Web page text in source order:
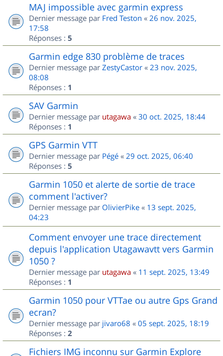
MAJ impossible avec garmin express
Dernier message par Fred Teston « 26 nov. 2025,
17:58
Réponses : 5
Garmin edge 830 problème de traces
Dernier message par ZestyCastor « 23 nov. 2025,
08:08
Réponses : 1
SAV Garmin
Dernier message par utagawa « 30 oct. 2025, 18:44
Réponses : 1
GPS Garmin VTT
Dernier message par Pégé « 29 oct. 2025, 06:40
Réponses : 5
Garmin 1050 et alerte de sortie de trace
comment l'activer?
Dernier message par OlivierPike « 13 sept. 2025,
04:23
Comment envoyer une trace directement
depuis l'application Utagawavtt vers Garmin
1050 ?
Dernier message par utagawa « 11 sept. 2025, 13:49
Réponses : 1
Garmin 1050 pour VTTae ou autre Gps Grand
ecran?
Dernier message par jivaro68 « 05 sept. 2025, 18:19
Réponses : 2
Fichiers IMG inconnu sur Garmin Explore